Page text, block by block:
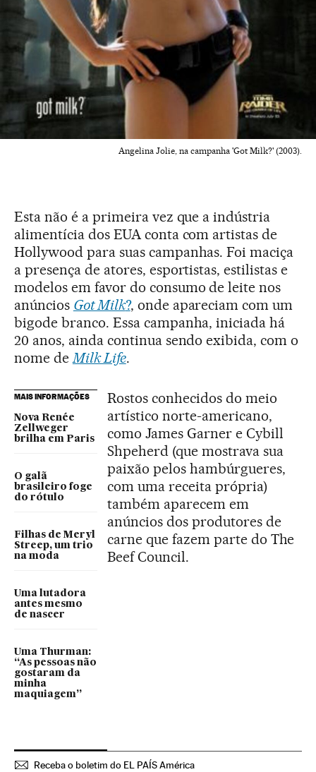
Angelina Jolie, na campanha 'Got Milk?' (2003).
Esta não é a primeira vez que a indústria
alimentícia dos EUA conta com artistas de
Hollywood para suas campanhas. Foi maciça
a presença de atores, esportistas, estilistas e
modelos em favor do consumo de leite nos
anúncios Got Milk?, onde apareciam com um
bigode branco. Essa campanha, iniciada há
20 anos, ainda continua sendo exibida, com o
nome deMilk Life.
MAIS INFORMAÇÕES
Nova Renée
Zellweger
brilha em Paris
O galã
brasileiro foge
do rótulo
Filhas de Meryl
Streep, um trio
na moda
Uma lutadora
antes mesmo
de nascer
Uma Thurman:
“As pessoas não
gostaram da
minha
maquiagem”
Rostos conhecidos do meio
artístico norte-americano,
como James Garner e Cybill
Shpeherd (que mostrava sua
paixão pelos hambúrgueres,
com uma receita própria)
também aparecem em
anúncios dos produtores de
carne que fazem parte do The
Beef Council.
Receba o boletim do EL PAÍS América